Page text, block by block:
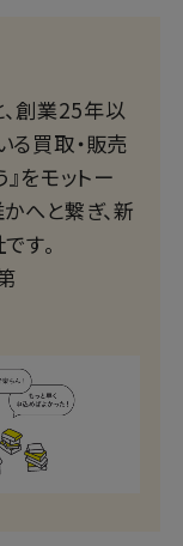
創業25年以
買取・販売
をモットー
へと繋ぎ、新
す。